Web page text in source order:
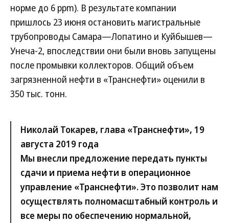
норме до 6 ppm). В результате компании
пришлось 23 июня остановить магистральные
трубопроводы Самара—Лопатино и Куйбышев—
Унеча-2, впоследствии они были вновь запущены
после промывки коллекторов. Общий объем
загрязненной нефти в «Транснефти» оценили в
350 тыс. тонн.
Николай Токарев, глава «Транснефти», 19
августа 2019 года
Мы внесли предложение передать пункты
сдачи и приема нефти в операционное
управление «Транснефти». Это позволит нам
осуществлять полномасштабный контроль и
все меры по обеспечению нормальной,